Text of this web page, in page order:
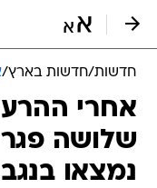
חדשות/חדשות בארץ/
אחרי
שלושה
נמצאו בנגב